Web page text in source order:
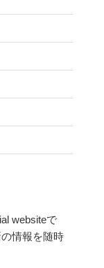
websiteで
情報を随時